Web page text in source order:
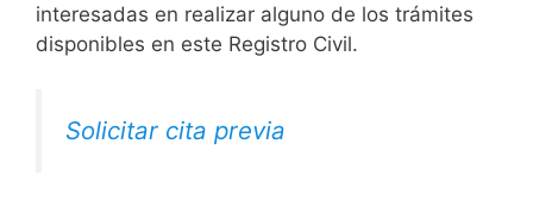
interesadas en realizar alguno de los trámites
disponibles en este Registro Civil.​
Solicitar cita previa